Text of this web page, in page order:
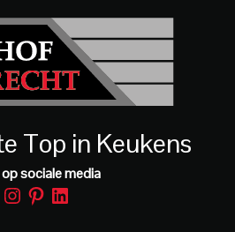
Top in Keukens
sociale media
Instagram
PinterestLinkedIn